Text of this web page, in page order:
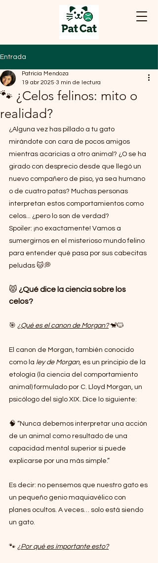
Entrada
🐾 ¿Celos felinos: mito o
realidad?
Patricia Mendoza
19 abr 2025 3 min de lectura
¿Alguna vez has pillado a tu gato
mirándote con cara de pocos amigos
mientras acaricias a otro animal? ¿O se ha
girado con desprecio desde que llegó un
nuevo compañero de piso, ya sea humano
o de cuatro patas? Muchas personas
interpretan estos comportamientos como
celos... ¿pero lo son de verdad?
Spoiler: ¡no exactamente! Vamos a
sumergirnos en el misterioso mundo felino
para entender qué pasa por sus cabecitas
peludas 🐱💭
😾 ¿Qué dice la ciencia sobre los
celos?
🎯 ¿Qué es el canon de Morgan? 🐒🐱
El canon de Morgan, también conocido
como la ley de Morgan, es un principio de la
etología (la ciencia del comportamiento
animal) formulado por C. Lloyd Morgan, un
psicólogo del siglo XIX. Dice lo siguiente:
🧠 “Nunca debemos interpretar una acción
de un animal como resultado de una
capacidad mental superior si puede
explicarse por una más simple.”
Es decir: no pensemos que nuestro gato es
un pequeño genio maquiavélico con
planes ocultos. A veces… solo está siendo
un gato.
🐾 ¿Por qué es importante esto?